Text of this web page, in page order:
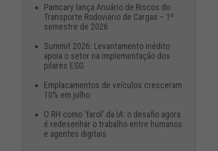
Pamcary lança Anuário de Riscos do
Transporte Rodoviário de Cargas – 1º
semestre de 2026
Summit 2026: Levantamento inédito
apoia o setor na implementação dos
pilares ESG
Emplacamentos de veículos cresceram
10% em julho
O RH como 'farol' da IA: o desafio agora
é redesenhar o trabalho entre humanos
e agentes digitais